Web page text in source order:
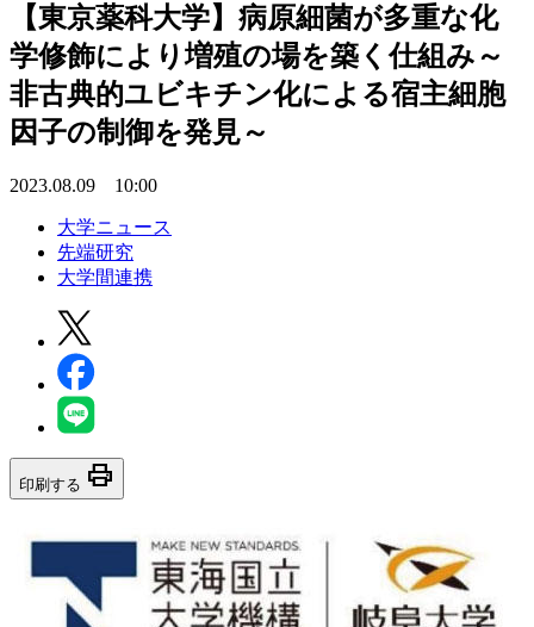
【東京薬科大学】病原細菌が多重な化
学修飾により増殖の場を築く仕組み～
非古典的ユビキチン化による宿主細胞
因子の制御を発見～
2023.08.09 10:00
大学ニュース
先端研究
大学間連携
印刷する print